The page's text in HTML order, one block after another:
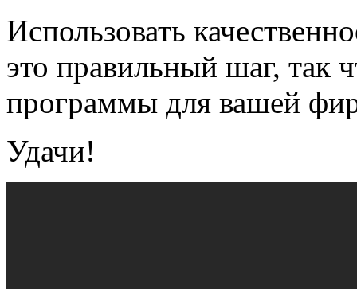
Использовать
это правильный шаг, так
программы для вашей
Удачи!